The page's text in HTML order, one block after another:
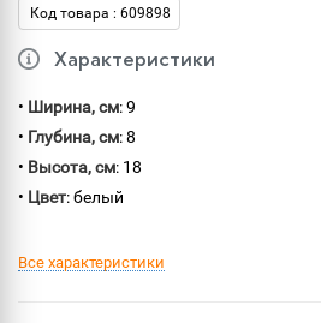
Код товара : 609898
Характеристики
• Ширина, см: 9
• Глубина, см: 8
• Высота, см: 18
• Цвет: белый
Все характеристики